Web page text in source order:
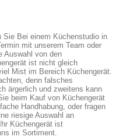
Sie Bei einem Küchenstudio in
mit unserem Team oder
Auswahl von den
ist nicht gleich
Mist im Bereich Küchengerät.
denn falsches
ärgerlich und zweitens kann
beim Kauf von Küchengerät
Handhabung, oder fragen
riesige Auswahl an
Küchengerät ist
im Sortiment.